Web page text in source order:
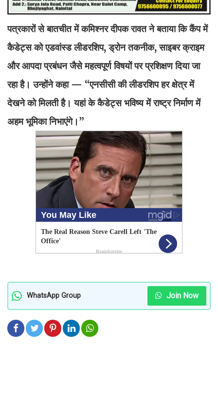
पत्रकारों से बातचीत में कमिश्नर दीपक रावत ने बताया कि कैंप में
कैडेट्स को एडवांस्ड लीडरशिप, ड्रोन तकनीक, साइबर क्राइम
और आपदा प्रबंधन जैसे महत्वपूर्ण विषयों पर प्रशिक्षण दिया जा
रहा है। उन्होंने कहा — “एनसीसी की लीडरशिप हर क्षेत्र में
देखने को मिलती है। यहां के कैडेट्स भविष्य में राष्ट्र निर्माण में
अहम भूमिका निभाएंगे।”
WhatsApp Group Join Now